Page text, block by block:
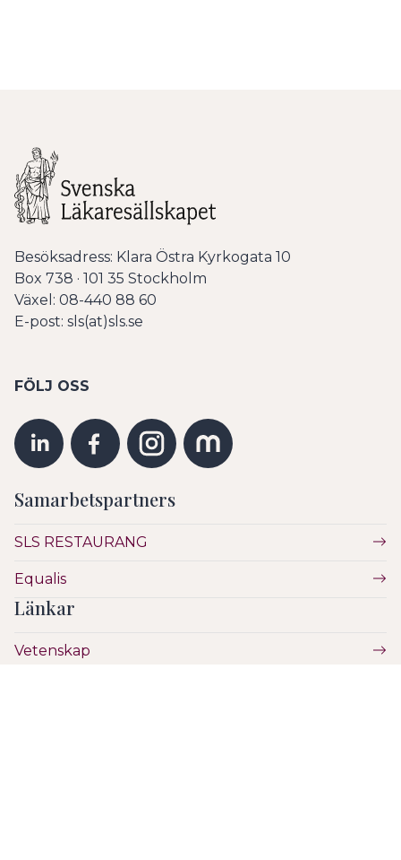
Besöksadress: Klara Östra Kyrkogata 10
Box 738 · 101 35 Stockholm
Växel: 08-440 88 60
E-post: sls(at)sls.se
FÖLJ OSS
Samarbetspartners
SLS RESTAURANG
Equalis
Länkar
Vetenskap